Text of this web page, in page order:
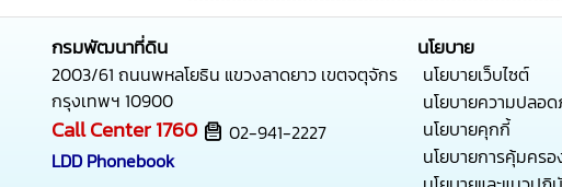
กรมพัฒนาที่ดิน
2003/61 ถนนพหลโยธิน แขวงลาดยาว เขตจตุจักร
กรุงเทพฯ 10900
Call Center1760
02-941-2227
LDD Phonebook
นโยบาย
นโยบายเว็บไซต์
นโยบายความปลอด
นโยบายคุกกี้
นโยบายการคุ้มคร